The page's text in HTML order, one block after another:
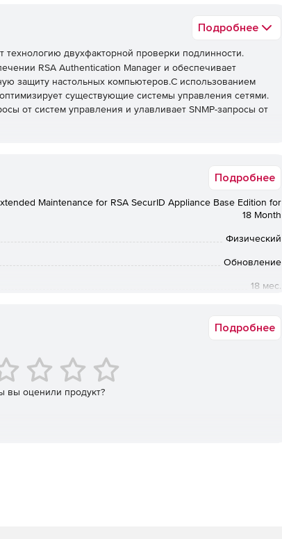
Подробнее
технологию двухфакторной проверки подлинности.
RSA Authentication Manager и обеспечивает
защиту настольных компьютеров.С использованием
существующие системы управления сетями.
от систем управления и улавливает SNMP-запросы от
– предназначено для больших организаций до 50000
количество пользователей. На этом
новую лицензию на RSA Authentication Manager и
Подробнее
Maintenance for RSA SecurID Appliance Base Edition for
18 Month
Физический
Обновление
18 мес.
Подробнее
вы оценили продукт?